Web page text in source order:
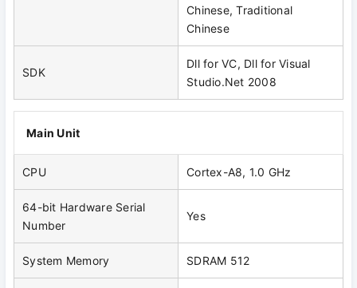
Chinese, Traditional
Chinese
SDK
Dll for VC, Dll for Visual
Studio.Net 2008
Main Unit
CPU Cortex-A8, 1.0 GHz
64-bit Hardware Serial
Number
Yes
System Memory SDRAM 512